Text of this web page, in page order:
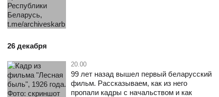
26 декабря
99 лет назад вышел первый беларусский
фильм. Рассказываем, как из него
пропали кадры с начальством и как
20.00